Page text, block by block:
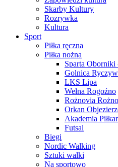
Skarby Kultury
Rozrywka
Kultura
Sport
Piłka ręczna
Piłka nożna
Sparta Oborniki
Golnica
LKS Lipa
Wełna Rogoźno
Rożnovia
Orkan
Akademia
Futsal
Biegi
Nordic Walking
Sztuki walki
Na sportowo